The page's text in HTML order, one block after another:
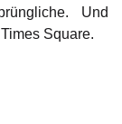
Und
Square.